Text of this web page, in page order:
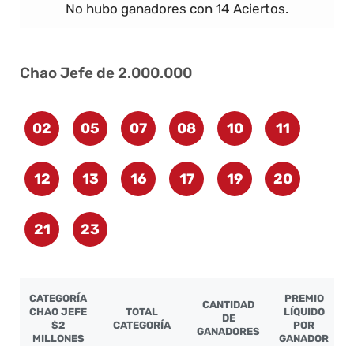
No hubo ganadores con 14 Aciertos.
Chao Jefe de 2.000.000
02 05 07 08 10 11
12 13 16 17 19 20
21 23
CATEGORÍA
CHAO JEFE
$2
MILLONES
TOTAL
CATEGORÍA
CANTIDAD
DE
GANADORES
PREMIO
LÍQUIDO
POR
GANADOR